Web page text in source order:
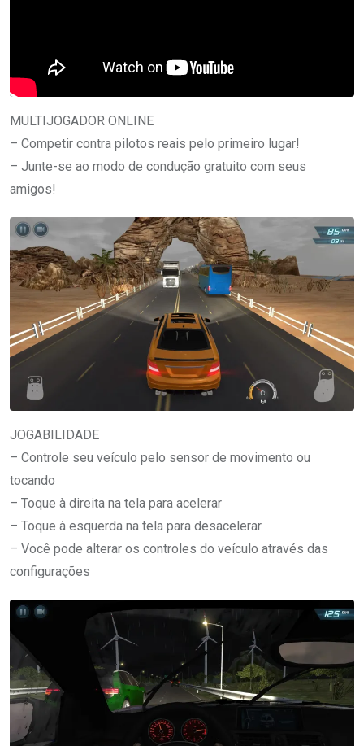
MULTIJOGADOR ONLINE
– Competir contra pilotos reais pelo primeiro lugar!
– Junte-se ao modo de condução gratuito com seus
amigos!
JOGABILIDADE
– Controle seu veículo pelo sensor de movimento ou
tocando
– Toque à direita na tela para acelerar
– Toque à esquerda na tela para desacelerar
– Você pode alterar os controles do veículo através das
configurações